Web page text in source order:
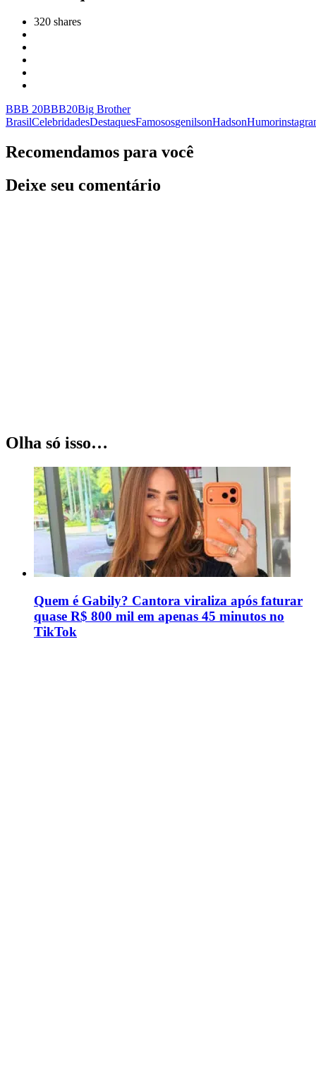
320 shares
BBB 20BBB20Big Brother
BrasilCelebridadesDestaquesFamososgenilsonHadsonHumor
Recomendamos para você
Deixe seu comentário
Olha só isso…
Quem é Gabily? Cantora viraliza após faturar
quase R$ 800 mil em apenas 45 minutos no
TikTok